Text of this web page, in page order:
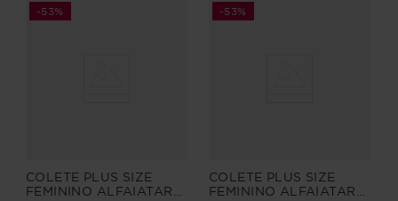
-53%
COLETE PLUS SIZE
FEMININO ALFAIATARIA
-53%
COLETE PLUS SIZE
FEMININO ALFAIATARIA